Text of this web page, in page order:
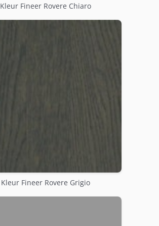
Kleur Fineer Rovere Chiaro
Kleur Fineer Rovere Grigio